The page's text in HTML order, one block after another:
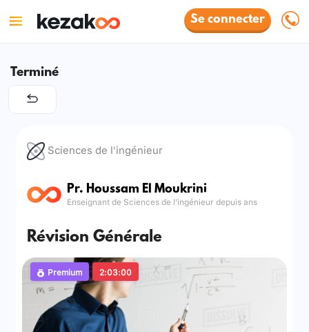
Se connecter
Terminé
Sciences de l'ingénieur
Pr. Houssam El Moukrini
Enseignant de Sciences de l'ingénieur depuis ans
Révision Générale
Premium 2:03:00